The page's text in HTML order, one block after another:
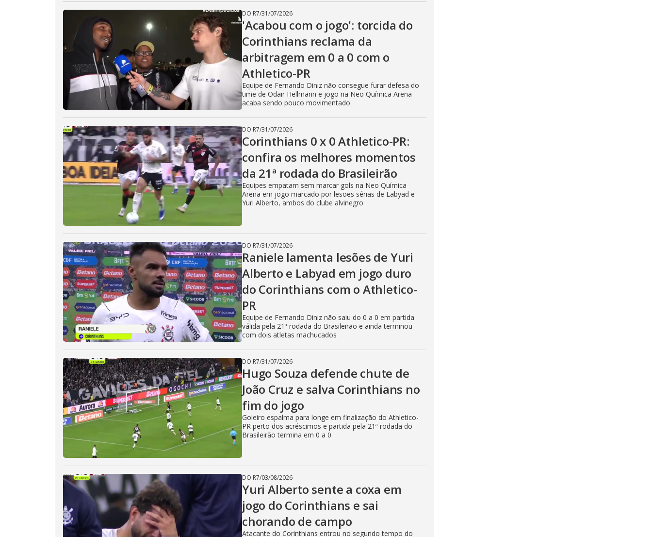
DO R7/31/07/2026
'Acabou com o jogo': torcida do
Corinthians reclama da
arbitragem em 0 a 0 com o
Athletico-PR
Equipe de Fernando Diniz não consegue furar defesa do
time de Odair Hellmann e jogo na Neo Química Arena
acaba sendo pouco movimentado
DO R7/31/07/2026
Corinthians 0 x 0 Athletico-PR:
confira os melhores momentos
da 21ª rodada do Brasileirão
Equipes empatam sem marcar gols na Neo Química
Arena em jogo marcado por lesões sérias de Labyad e
Yuri Alberto, ambos do clube alvinegro
DO R7/31/07/2026
Raniele lamenta lesões de Yuri
Alberto e Labyad em jogo duro
do Corinthians com o Athletico-
PR
Equipe de Fernando Diniz não saiu do 0 a 0 em partida
válida pela 21ª rodada do Brasileirão e ainda terminou
com dois atletas machucados
DO R7/31/07/2026
Hugo Souza defende chute de
João Cruz e salva Corinthians no
fim do jogo
Goleiro espalma para longe em finalização do Athletico-
PR perto dos acréscimos e partida pela 21ª rodada do
Brasileirão termina em 0 a 0
DO R7/03/08/2026
Yuri Alberto sente a coxa em
jogo do Corinthians e sai
chorando de campo
Atacante do Corinthians entrou no segundo tempo do